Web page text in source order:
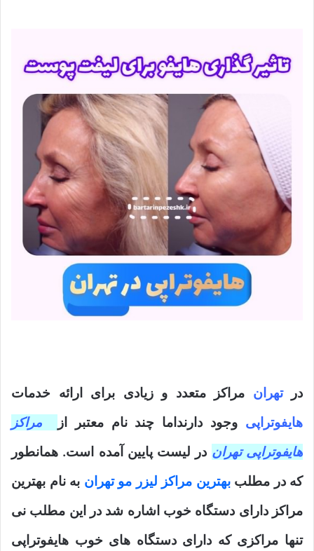
در تهران مراکز متعدد و زیادی برای ارائه خدمات
هایفوتراپی وجود دارنداما چند نام معتبر از
مراکز
هایفوتراپی تهران در لیست پایین آمده است. همانطور
که در مطلب بهترین مراکز لیزر مو تهران به نام بهترین
مراکز دارای دستگاه خوب اشاره شد در این مطلب نی
تنها مراکزی که دارای دستگاه های خوب هایفوتراپی